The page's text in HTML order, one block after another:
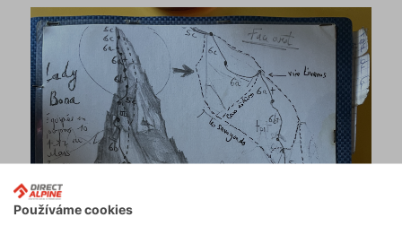
Používáme cookies